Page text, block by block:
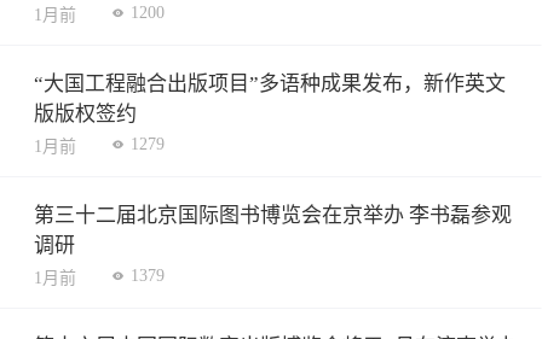
1月前 1200
“大国工程融合出版项目”多语种成果发布，新作英文
版版权签约
1月前 1279
第三十二届北京国际图书博览会在京举办 李书磊参观
调研
1月前 1379